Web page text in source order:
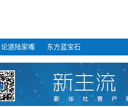
论道陆家嘴 东方蓝宝石